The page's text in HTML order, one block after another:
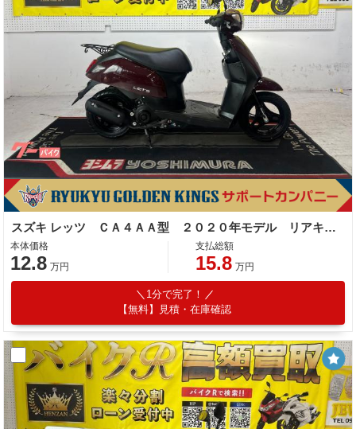
スズキ レッツ ＣＡ４ＡＡ型 ２０２０年モデル リアキャリア センタースタンド スペアキー
本体価格
12.8 万円
支払総額
15.8 万円
1分で完了！
【無料】見積・在庫確認